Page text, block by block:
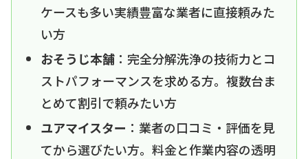
ケースも多い実績豊富な業者に直接頼みた
い方
おそうじ本舗：完全分解洗浄の技術力とコ
ストパフォーマンスを求める方。複数台ま
とめて割引で頼みたい方
ユアマイスター ：業者の口コミ・評価を見
てから選びたい方。料金と作業内容の透明